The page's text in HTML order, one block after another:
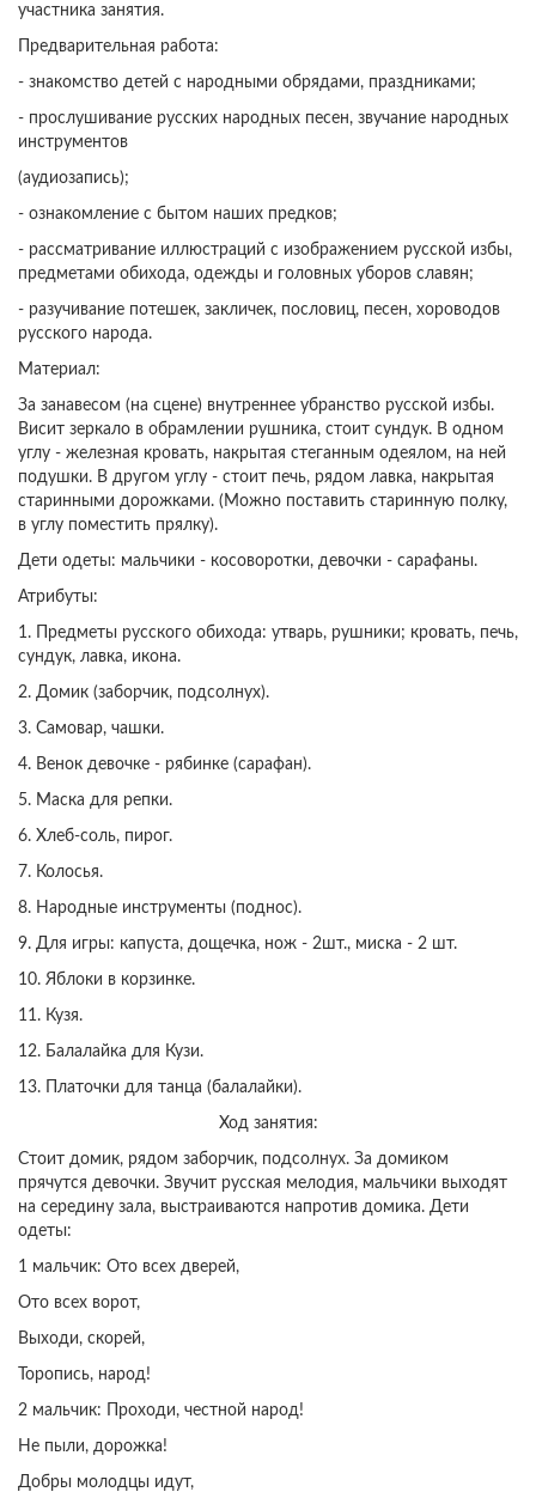
участника занятия.
Предварительная работа:
- знакомство детей с народными обрядами, праздниками;
- прослушивание русских народных песен, звучание народных
инструментов
(аудиозапись);
- ознакомление с бытом наших предков;
- рассматривание иллюстраций с изображением русской избы,
предметами обихода, одежды и головных уборов славян;
- разучивание потешек, закличек, пословиц, песен, хороводов
русского народа.
Материал:
За занавесом (на сцене) внутреннее убранство русской избы.
Висит зеркало в обрамлении рушника, стоит сундук. В одном
углу - железная кровать, накрытая стеганным одеялом, на ней
подушки. В другом углу - стоит печь, рядом лавка, накрытая
старинными дорожками. (Можно поставить старинную полку,
в углу поместить прялку).
Дети одеты: мальчики - косоворотки, девочки - сарафаны.
Атрибуты:
1. Предметы русского обихода: утварь, рушники; кровать, печь,
сундук, лавка, икона.
2. Домик (заборчик, подсолнух).
3. Самовар, чашки.
4. Венок девочке - рябинке (сарафан).
5. Маска для репки.
6. Хлеб-соль, пирог.
7. Колосья.
8. Народные инструменты (поднос).
9. Для игры: капуста, дощечка, нож - 2шт., миска - 2 шт.
10. Яблоки в корзинке.
11. Кузя.
12. Балалайка для Кузи.
13. Платочки для танца (балалайки).
Ход занятия:
Стоит домик, рядом заборчик, подсолнух. За домиком
прячутся девочки. Звучит русская мелодия, мальчики выходят
на середину зала, выстраиваются напротив домика. Дети
одеты:
1 мальчик: Ото всех дверей,
Ото всех ворот,
Выходи, скорей,
Торопись, народ!
2 мальчик: Проходи, честной народ!
Не пыли, дорожка!
Добры молодцы идут,